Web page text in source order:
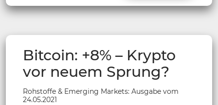
Bitcoin: +8% – Krypto
vor neuem Sprung?
Rohstoffe & Emerging Markets: Ausgabe vom
24.05.2021